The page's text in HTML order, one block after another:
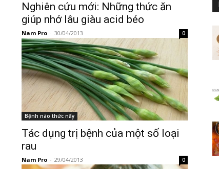
Nghiên cứu mới: Những thức ăn
giúp nhớ lâu giàu acid béo
Nam Pro - 30/04/2013 0
Bệnh nào thức nấy
Tác dụng trị bệnh của một số loại
rau
Nam Pro - 29/04/2013 0